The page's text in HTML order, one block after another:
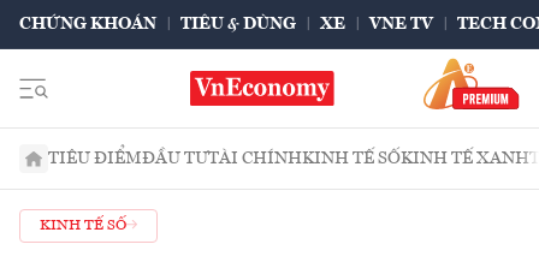
CHỨNG KHOÁN TIÊU & DÙNG XE VNE TV TECH
TIÊU ĐIỂMĐẦU TƯTÀI CHÍNHKINH TẾ SỐKINH TẾ XANH
KINH TẾ SỐ